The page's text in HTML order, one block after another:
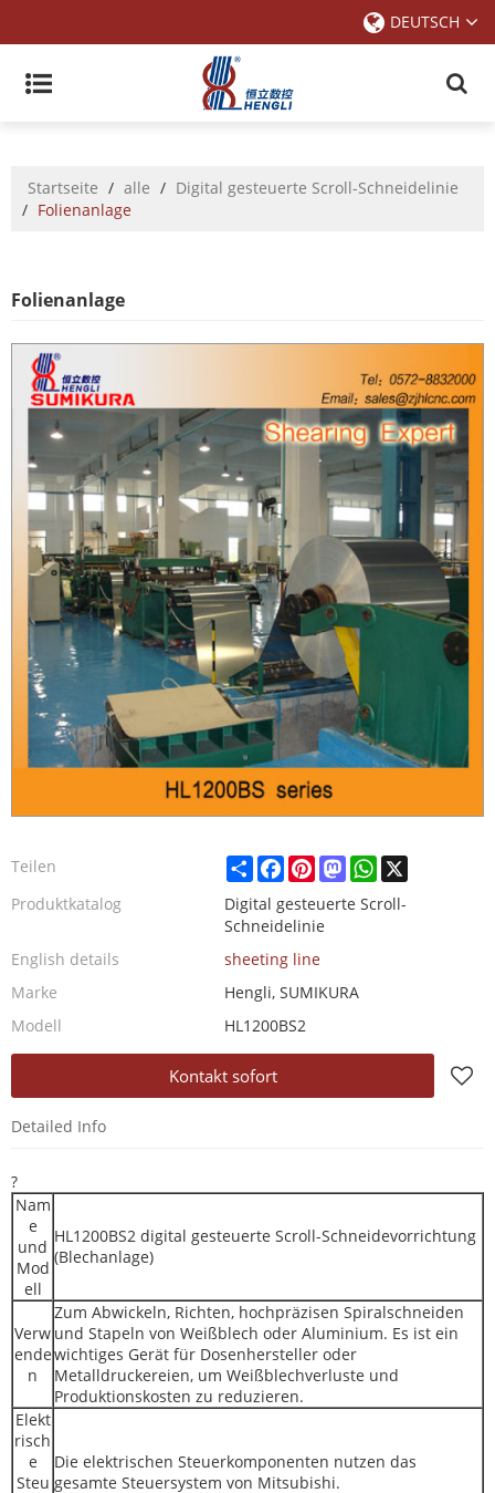
DEUTSCH
Startseite / alle / Digital gesteuerte Scroll-Schneidelinie
/ Folienanlage
Folienanlage
Teilen ShareFacebook
PinterestMastodonWhatsApp
X
Produktkatalog
Digital gesteuerte Scroll-
Schneidelinie
English details
sheeting line
Marke
Hengli, SUMIKURA
Modell
HL1200BS2
Kontakt sofort
Detailed Info
?
Nam
e
und
Mod
ell
HL1200BS2 digital gesteuerte Scroll-Schneidevorrichtung
(Blechanlage)
Verw
ende
n
Zum Abwickeln, Richten, hochpräzisen Spiralschneiden
und Stapeln von Weißblech oder Aluminium. Es ist ein
wichtiges Gerät für Dosenhersteller oder
Metalldruckereien, um Weißblechverluste und
Produktionskosten zu reduzieren.
Elekt
risch
e
Steu
Die elektrischen Steuerkomponenten nutzen das
gesamte Steuersystem von Mitsubishi.